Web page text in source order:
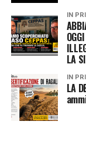
IN
LA
IN
LA